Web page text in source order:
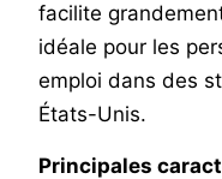
facilite
idéale pour les
emploi dans des
États-Unis.
Principales